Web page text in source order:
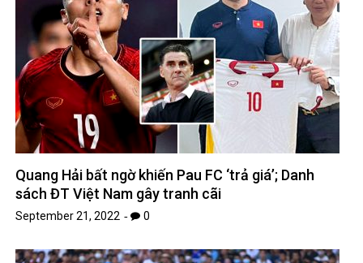
Quang Hải bất ngờ khiến Pau FC ‘trả giá’; Danh
sách ĐT Việt Nam gây tranh cãi
September 21, 2022 0